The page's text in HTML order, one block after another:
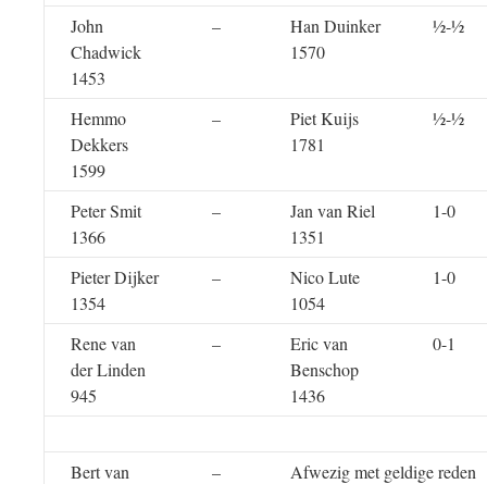
John
Chadwick
1453
–
Han Duinker
1570
½-½
Hemmo
Dekkers
1599
–
Piet Kuijs
1781
½-½
Peter Smit
1366
–
Jan van Riel
1351
1-0
Pieter Dijker
1354
–
Nico Lute
1054
1-0
Rene van
der Linden
945
–
Eric van
Benschop
1436
0-1
Bert van
– Afwezig met geldige reden